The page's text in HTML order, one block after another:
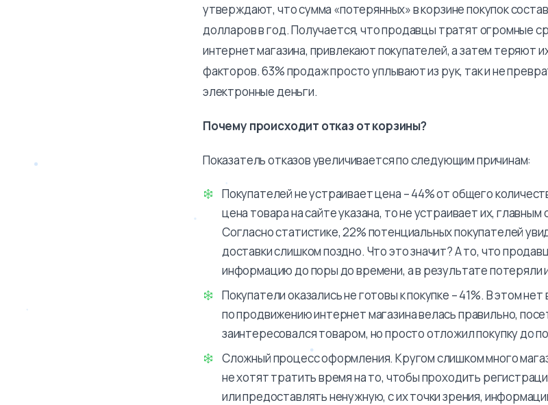
утверждают, что сумма «потерянных» в корзине покупок
долларов в год. Получается, что продавцы тратят огромные
интернет магазина, привлекают покупателей, а затем теряют
факторов. 63% продаж просто уплывают из рук, так и не
электронные деньги.
Почему происходит отказ от корзины?
Показатель отказов увеличивается по следующим причинам:
Покупателей не устраивает цена – 44% от общего
цена товара на сайте указана, то не устраивает их,
Согласно статистике, 22% потенциальных покупателей
доставки слишком поздно. Что это значит? А то, что
информацию до поры до времени, а в результате потеряли
Покупатели оказались не готовы к покупке – 41%. В этом
по продвижению интернет магазина велась правильно,
заинтересовался товаром, но просто отложил покупку до
Сложный процесс оформления. Кругом слишком много
не хотят тратить время на то, чтобы проходить
или предоставлять ненужную, с их точки зрения,